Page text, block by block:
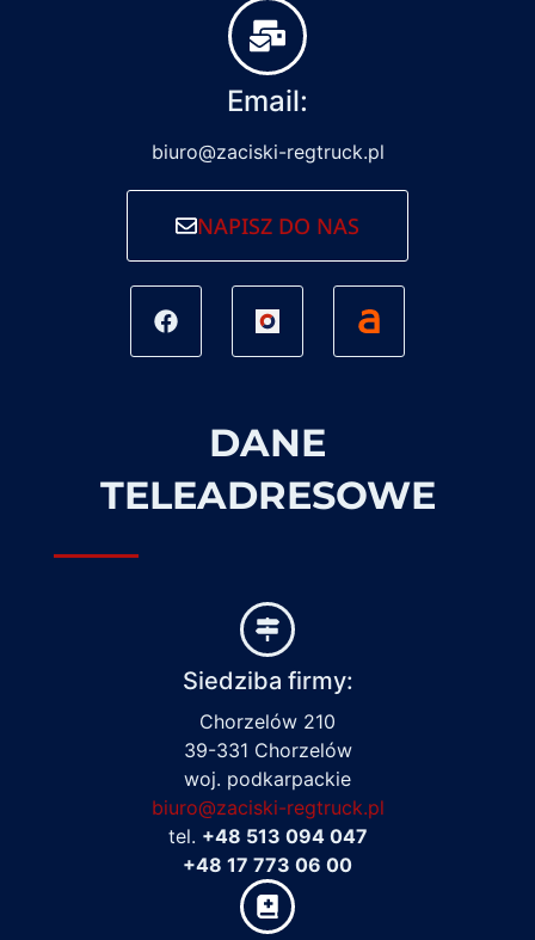
Email:
biuro@zaciski-regtruck.pl
NAPISZ DO NAS
DANE
TELEADRESOWE
Siedziba firmy:
Chorzelów 210
39-331 Chorzelów
woj. podkarpackie
biuro@zaciski-regtruck.pl
tel. +48 513 094 047
+48 17 773 06 00